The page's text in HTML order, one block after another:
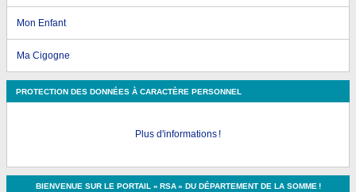
Mon Enfant
Ma Cigogne
PROTECTION DES DONNÉES À CARACTÈRE PERSONNEL
Plus d'informations !
BIENVENUE SUR LE PORTAIL « RSA » DU DÉPARTEMENT DE LA SOMME !